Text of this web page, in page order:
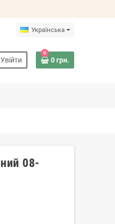
Українська
Увійти
0
0 грн.
08-